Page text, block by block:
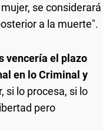
se considerará
a la muerte".
vencería el plazo
en lo Criminal y
si lo procesa, si lo
pero